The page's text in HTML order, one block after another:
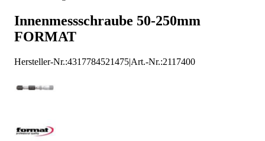
FORMAT Innenmessschraube
Innenmessschraube 50-250mm
FORMAT
Hersteller-Nr.:4317784521475|Art.-Nr.:2117400